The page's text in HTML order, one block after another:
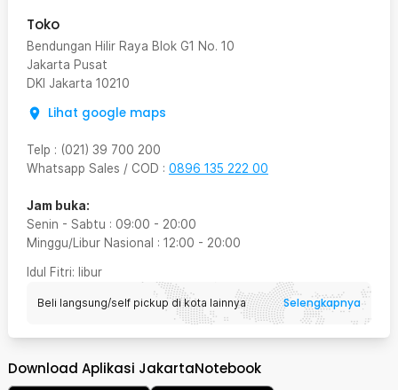
Toko
Bendungan Hilir Raya Blok G1 No. 10
Jakarta Pusat
DKI Jakarta 10210
Lihat google maps
Telp : (021) 39 700 200
Whatsapp Sales / COD : 0896 135 222 00
Jam buka:
Senin - Sabtu : 09:00 - 20:00
Minggu/Libur Nasional : 12:00 - 20:00
Idul Fitri: libur
Beli langsung/self pickup di kota lainnya Selengkapnya
Download Aplikasi JakartaNotebook